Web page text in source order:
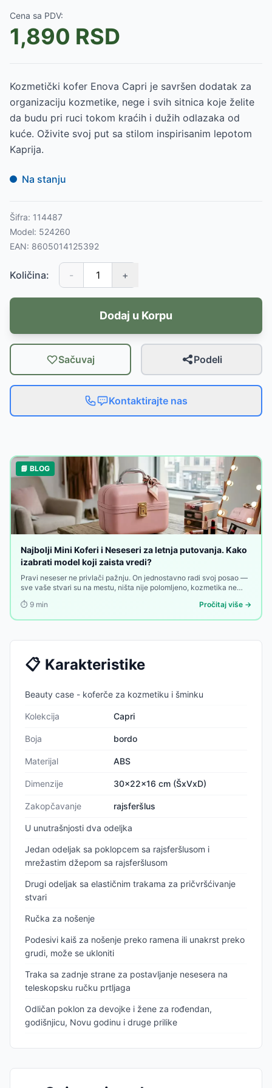
Cena sa PDV:
1,890 RSD
Kozmetički kofer Enova Capri je savršen dodatak za
organizaciju kozmetike, nege i svih sitnica koje želite
da budu pri ruci tokom kraćih i dužih odlazaka od
kuće. Oživite svoj put sa stilom inspirisanim lepotom
Kaprija.
Na stanju
Šifra: 114487
Model: 524260
EAN: 8605014125392
Količina: - +
Dodaj u Korpu
Sačuvaj Podeli
Kontaktirajte nas
📘 BLOG
Najbolji Mini Koferi i Neseseri za letnja putovanja. Kako
izabrati model koji zaista vredi?
Pravi neseser ne privlači pažnju. On jednostavno radi svoj posao —
sve vaše stvari su na mestu, ništa nije polomljeno, kozmetika ne
⏱️ 9 min Pročitaj više →
📋 Karakteristike
Beauty case - koferče za kozmetiku i šminku
Kolekcija Capri
Boja bordo
Materijal ABS
Dimenzije 30x22x16 cm (ŠxVxD)
Zakopčavanje rajsferšlus
U unutrašnjosti dva odeljka
Jedan odeljak sa poklopcem sa rajsferšlusom i
mrežastim džepom sa rajsferšlusom
Drugi odeljak sa elastičnim trakama za pričvršćivanje
stvari
Ručka za nošenje
Podesivi kaiš za nošenje preko ramena ili unakrst preko
grudi, može se ukloniti
Traka sa zadnje strane za postavljanje nesesera na
teleskopsku ručku prtljaga
Odličan poklon za devojke i žene za rođendan,
godišnjicu, Novu godinu i druge prilike